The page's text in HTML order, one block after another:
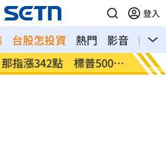
登入
台股怎投資 熱門 影音
熱搜
那指漲342點 標普500新
美通
關稅